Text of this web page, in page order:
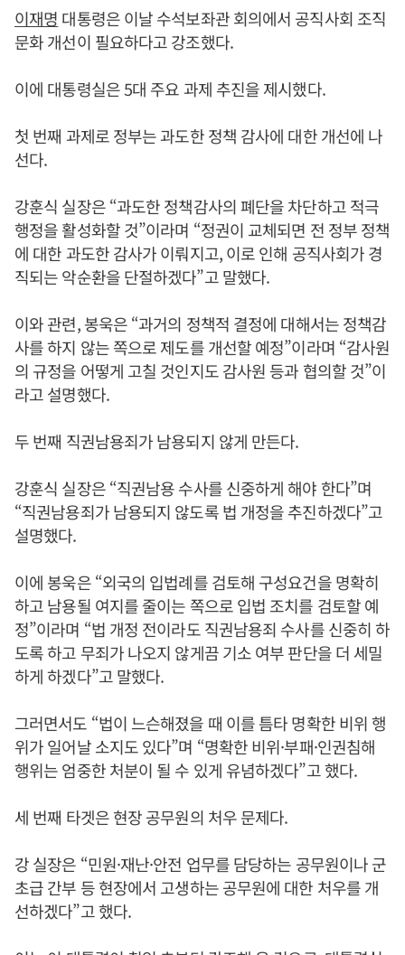
이재명 대통령은 이날 수석보좌관 회의에서 공직사회 조직
문화 개선이 필요하다고 강조했다.
이에 대통령실은 5대 주요 과제 추진을 제시했다.
첫 번째 과제로 정부는 과도한 정책 감사에 대한 개선에 나
선다.
강훈식 실장은 “과도한 정책감사의 폐단을 차단하고 적극
행정을 활성화할 것”이라며 “정권이 교체되면 전 정부 정책
에 대한 과도한 감사가 이뤄지고, 이로 인해 공직사회가 경
직되는 악순환을 단절하겠다”고 말했다.
이와 관련, 봉욱은 “과거의 정책적 결정에 대해서는 정책감
사를 하지 않는 쪽으로 제도를 개선할 예정”이라며 “감사원
의 규정을 어떻게 고칠 것인지도 감사원 등과 협의할 것”이
라고 설명했다.
두 번째 직권남용죄가 남용되지 않게 만든다.
강훈식 실장은 “직권남용 수사를 신중하게 해야 한다”며
“직권남용죄가 남용되지 않도록 법 개정을 추진하겠다”고
설명했다.
이에 봉욱은 “외국의 입법례를 검토해 구성요건을 명확히
하고 남용될 여지를 줄이는 쪽으로 입법 조치를 검토할 예
정”이라며 “법 개정 전이라도 직권남용죄 수사를 신중히 하
도록 하고 무죄가 나오지 않게끔 기소 여부 판단을 더 세밀
하게 하겠다”고 말했다.
그러면서도 “법이 느슨해졌을 때 이를 틈타 명확한 비위 행
위가 일어날 소지도 있다”며 “명확한 비위·부패·인권침해
행위는 엄중한 처분이 될 수 있게 유념하겠다”고 했다.
세 번째 타겟은 현장 공무원의 처우 문제다.
강 실장은 “민원·재난·안전 업무를 담당하는 공무원이나 군
초급 간부 등 현장에서 고생하는 공무원에 대한 처우를 개
선하겠다”고 했다.